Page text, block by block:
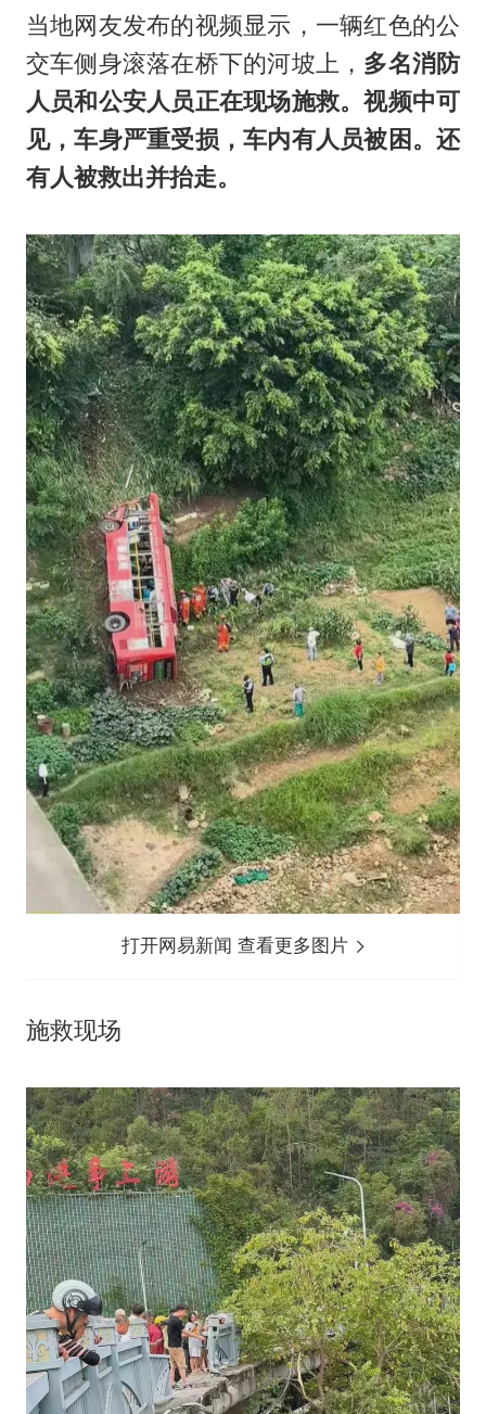
当地网友发布的视频显示，一辆红色的公
交车侧身滚落在桥下的河坡上， 多名消防
人员和公安人员正在现场施救。视频中可
见，车身严重受损，车内有人员被困。还
有人被救出并抬走。
打开网易新闻 查看更多图片
施救现场